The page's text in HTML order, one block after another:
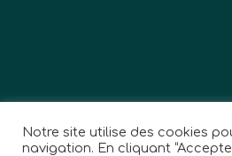
Notre site utilise des cookies
navigation. En cliquant